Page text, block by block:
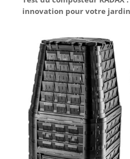
innovation pour votre jardin